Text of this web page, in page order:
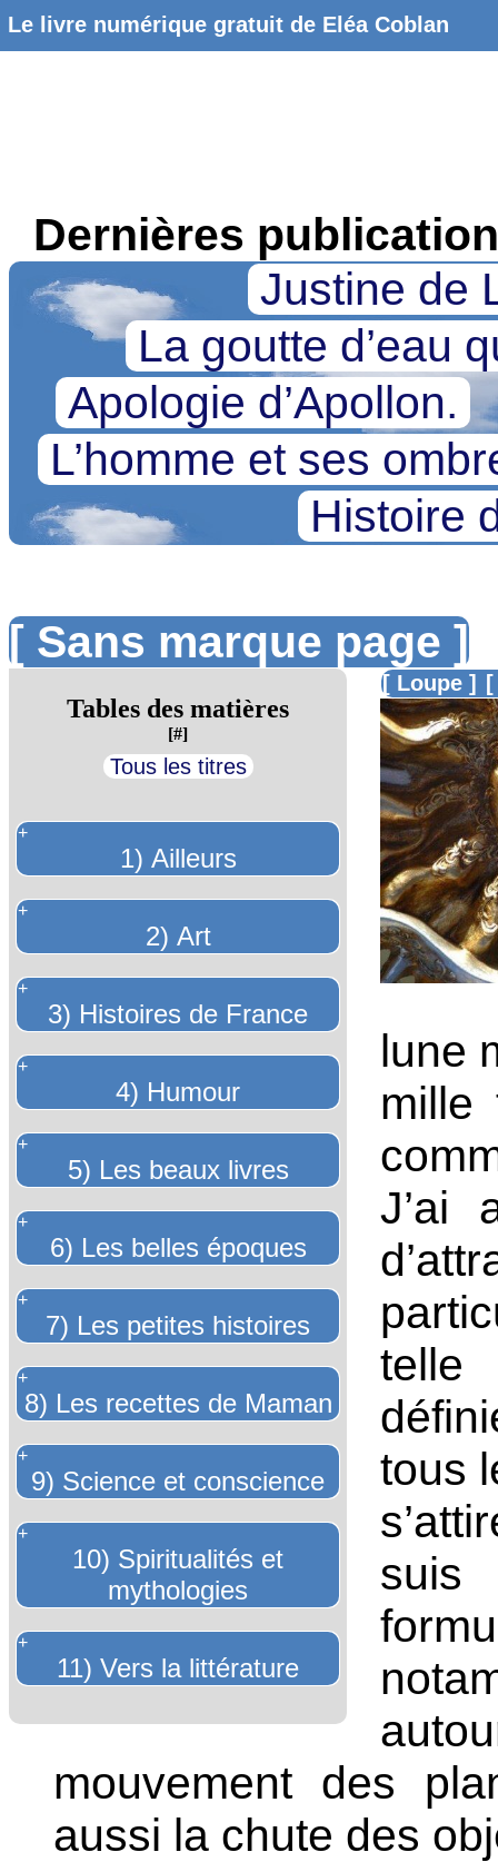
Le livre numérique gratuit de Eléa Coblan
Dernières
Justine de
La goutte d’eau
Apologie d’Apollon.
L’homme et ses
Histoire
[ Sans marque page ]
Tables des matières
[#]
Tous les titres
+
1) Ailleurs
+
2) Art
+
3) Histoires de France
+
4) Humour
+
5) Les beaux livres
+
6) Les belles époques
+
7) Les petites histoires
+
8) Les recettes de Maman
+
9) Science et conscience
+
10) Spiritualités et
mythologies
+
11) Vers la littérature
[ Loupe ]
lune
mille
J’ai
telle
tous
suis
mouvement des
aussi la chute des